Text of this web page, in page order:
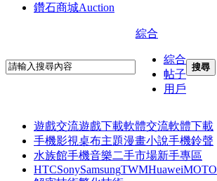
鑽石商城Auction
綜合
綜合
帖子
用戶
搜尋
遊戲交流遊戲下載軟體交流軟體下載
手機影視桌布主題漫畫小說手機鈴聲
水族館手機音樂二手市場新手專區
HTCSonySamsungTWMHuaweiMOTO